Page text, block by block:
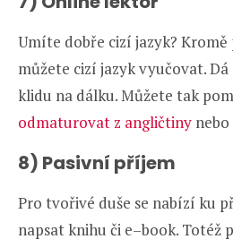
Umíte dobře cizí jazyk?
můžete cizí jazyk vyučovat.
klidu na dálku. Můžete tak
odmaturovat z angličtiny
8) Pasivní příjem
Pro tvořivé duše se nabízí ku
napsat knihu či e–book. Totéž